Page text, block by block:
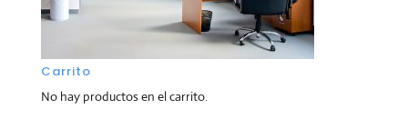
Carrito
No hay productos en el carrito.